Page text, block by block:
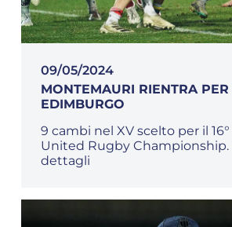
09/05/2024
MONTEMAURI RIENTRA
EDIMBURGO
9 cambi nel XV scelto per il
United Rugby Championship.
dettagli